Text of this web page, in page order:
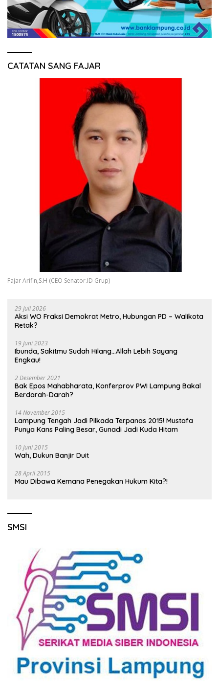
CATATAN SANG FAJAR
Fajar Arifin,S.H (CEO Senator.ID Grup)
29 Juli 2026
Aksi WO Fraksi Demokrat Metro, Hubungan PD – Walikota
Retak?
19 Juni 2023
Ibunda, Sakitmu Sudah Hilang…Allah Lebih Sayang
Engkau!
2 Desember 2021
Bak Epos Mahabharata, Konferprov PWI Lampung Bakal
Berdarah-Darah?
14 November 2015
Lampung Tengah Jadi Pilkada Terpanas 2015! Mustafa
Punya Kans Paling Besar, Gunadi Jadi Kuda Hitam
10 Juni 2015
Wah, Dukun Banjir Duit
28 April 2015
Mau Dibawa Kemana Penegakan Hukum Kita?!
SMSI